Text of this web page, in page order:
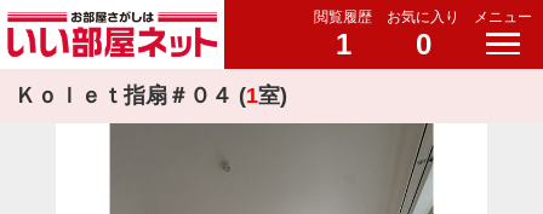
閲覧履歴
1
お気に入り
0
メニュー
Ｋｏｌｅｔ指扇＃０４ (1室)